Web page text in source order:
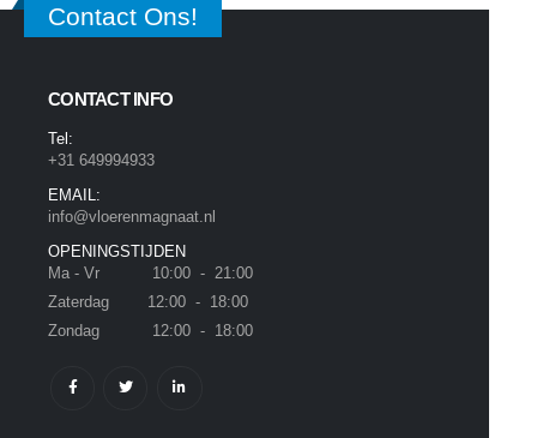
Contact Ons!
CONTACT INFO
Tel:
+31 649994933
EMAIL:
info@vloerenmagnaat.nl
OPENINGSTIJDEN
Ma - Vr 10:00 - 21:00
Zaterdag 12:00 - 18:00
Zondag 12:00 - 18:00